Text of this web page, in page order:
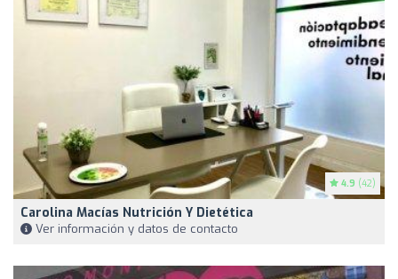
4.9 (42)
Carolina Macías Nutrición Y Dietética
Ver información y datos de contacto